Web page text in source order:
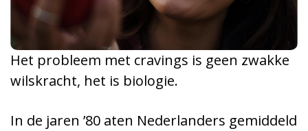
Het probleem met cravings is geen zwakke
wilskracht, het is biologie.
In de jaren ’80 aten Nederlanders gemiddeld